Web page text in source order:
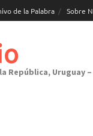
de la Palabra Sobre
República,